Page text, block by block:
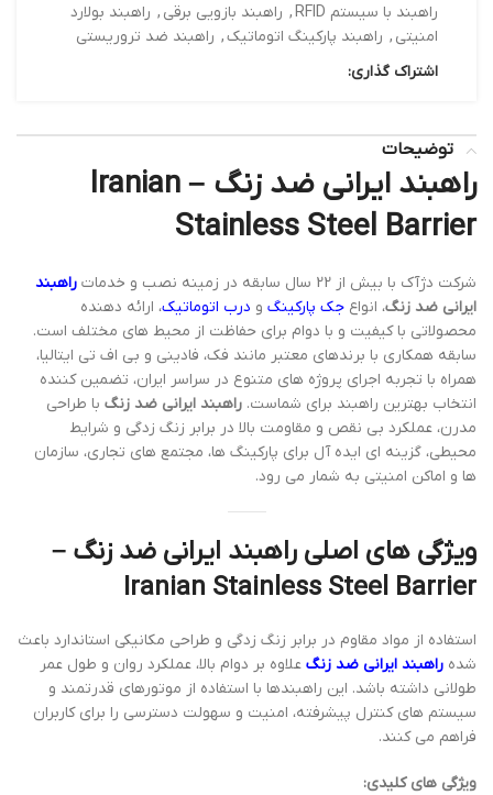
راهبند با سیستم RFID
, راهبند بازویی برقی , راهبند بولارد
امنیتی , راهبند پارکینگ اتوماتیک, راهبند ضد تروریستی
اشتراک گذاری:
توضیحات
راهبند ایرانی ضد زنگ – Iranian
Stainless Steel Barrier
شرکت دژآک با بیش از 22 سال سابقه در زمینه نصب و خدمات
راهبند
ایرانی ضد زنگ، انواع جک پارکینگ و درب اتوماتیک، ارائه دهنده
محصولاتی با کیفیت و با دوام برای حفاظت از محیط های مختلف است.
سابقه همکاری با برندهای معتبر مانند فک، فادینی و بی اف تی ایتالیا،
همراه با تجربه اجرای پروژه های متنوع در سراسر ایران، تضمین کننده
انتخاب بهترین راهبند برای شماست. راهبند ایرانی ضد زنگ با طراحی
مدرن، عملکرد بی نقص و مقاومت بالا در برابر زنگ زدگی و شرایط
محیطی، گزینه ای ایده آل برای پارکینگ ها، مجتمع های تجاری، سازمان
ها و اماکن امنیتی به شمار می رود.
ویژگی های اصلی راهبند ایرانی ضد زنگ –
Iranian Stainless Steel Barrier
استفاده از مواد مقاوم در برابر زنگ زدگی و طراحی مکانیکی استاندارد باعث
شده راهبند ایرانی ضد زنگ علاوه بر دوام بالا، عملکرد روان و طول عمر
طولانی داشته باشد. این راهبندها با استفاده از موتورهای قدرتمند و
سیستم های کنترل پیشرفته، امنیت و سهولت دسترسی را برای کاربران
فراهم می کنند.
ویژگی های کلیدی: